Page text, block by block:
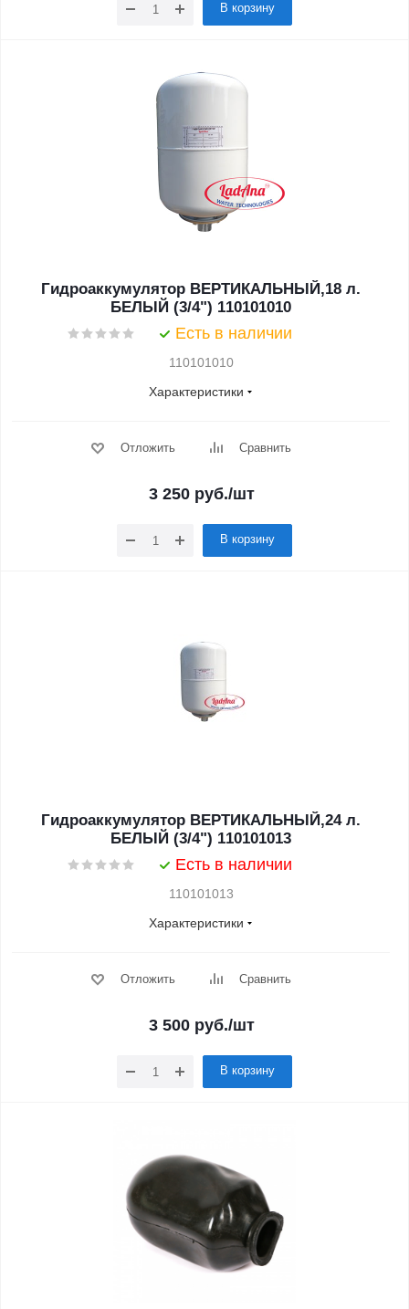
В корзину
Гидроаккумулятор ВЕРТИКАЛЬНЫЙ,18 л.
БЕЛЫЙ (3/4") 110101010
Есть в наличии
110101010
Характеристики
Отложить Сравнить
3 250руб./шт
В корзину
Гидроаккумулятор ВЕРТИКАЛЬНЫЙ,24 л.
БЕЛЫЙ (3/4") 110101013
Есть в наличии
110101013
Характеристики
Отложить Сравнить
3 500руб./шт
В корзину